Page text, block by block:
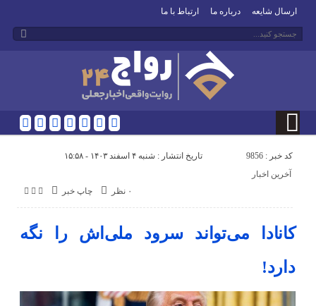
ارسال شایعه درباره ما ارتباط با ما
کد خبر : 9856 تاریخ انتشار : شنبه ۴ اسفند ۱۴۰۳ - ۱۵:۵۸
چاپ خبر ۰ نظر
آخرین اخبار
کانادا می‌تواند سرود ملی‌اش را نگه
دارد!